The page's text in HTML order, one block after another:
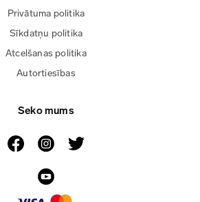
Privātuma politika
Sīkdatņu politika
Atcelšanas politika
Autortiesības
Seko mums